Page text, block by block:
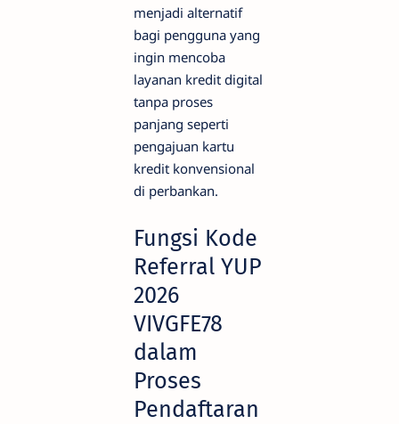
menjadi alternatif
bagi pengguna yang
ingin mencoba
layanan kredit digital
tanpa proses
panjang seperti
pengajuan kartu
kredit konvensional
di perbankan.
Fungsi Kode
Referral YUP
2026
VIVGFE78
dalam
Proses
Pendaftaran